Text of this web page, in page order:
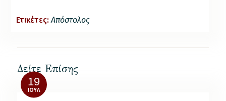
Ετικέτες: Απόστολος
Δείτε Επίσης
19
ΙΟΎΛ